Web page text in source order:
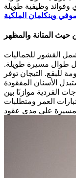
وفوائد وظيفية طويلة
وينكلمان الملكية
حيث المتانة والمظهر
القشور للجماليات
طوال مسيرة طويلة.
للبقع. التيجان توفر
الأسنان المفقودة
الفردية موازنًا بين
العمر ومتطلبات